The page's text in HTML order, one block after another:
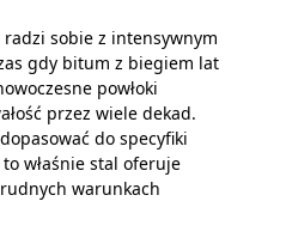
sobie z intensywnym
gdy bitum z biegiem lat
powłoki
przez wiele dekad.
do specyfiki
właśnie stal oferuje
warunkach